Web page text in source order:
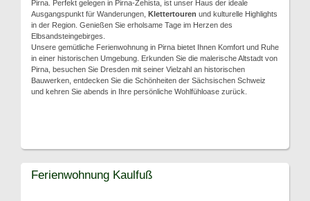
Pirna. Perfekt gelegen in Pirna-Zehista, ist unser Haus der ideale
Ausgangspunkt für Wanderungen, Klettertouren und kulturelle Highlights
in der Region. Genießen Sie erholsame Tage im Herzen des
Elbsandsteingebirges.
Unsere gemütliche Ferienwohnung in Pirna bietet Ihnen Komfort und Ruhe
in einer historischen Umgebung. Erkunden Sie die malerische Altstadt von
Pirna, besuchen Sie Dresden mit seiner Vielzahl an historischen
Bauwerken, entdecken Sie die Schönheiten der Sächsischen Schweiz
und kehren Sie abends in Ihre persönliche Wohlfühloase zurück.
Ferienwohnung Kaulfuß